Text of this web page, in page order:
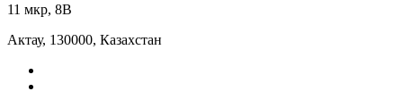
11 мкр, 8В
Актау, 130000, Казахстан